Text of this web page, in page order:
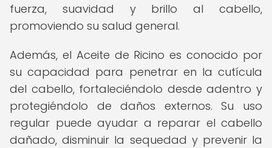
fuerza, suavidad y brillo al cabello,
promoviendo su salud general.
Además, el Aceite de Ricino es conocido por
su capacidad para penetrar en la cutícula
del cabello, fortaleciéndolo desde adentro y
protegiéndolo de daños externos. Su uso
regular puede ayudar a reparar el cabello
dañado, disminuir la sequedad y prevenir la